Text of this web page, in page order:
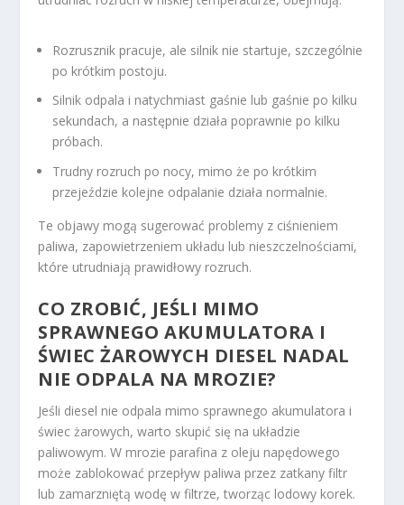
Rozrusznik pracuje, ale silnik nie startuje, szczególnie
po krótkim postoju.
Silnik odpala i natychmiast gaśnie lub gaśnie po kilku
sekundach, a następnie działa poprawnie po kilku
próbach.
Trudny rozruch po nocy, mimo że po krótkim
przejeździe kolejne odpalanie działa normalnie.
Te objawy mogą sugerować problemy z ciśnieniem
paliwa, zapowietrzeniem układu lub nieszczelnościami,
które utrudniają prawidłowy rozruch.
CO ZROBIĆ, JEŚLI MIMO
SPRAWNEGO AKUMULATORA I
ŚWIEC ŻAROWYCH DIESEL NADAL
NIE ODPALA NA MROZIE?
Jeśli diesel nie odpala mimo sprawnego akumulatora i
świec żarowych, warto skupić się na układzie
paliwowym. W mrozie parafina z oleju napędowego
może zablokować przepływ paliwa przez zatkany filtr
lub zamarzniętą wodę w filtrze, tworząc lodowy korek.